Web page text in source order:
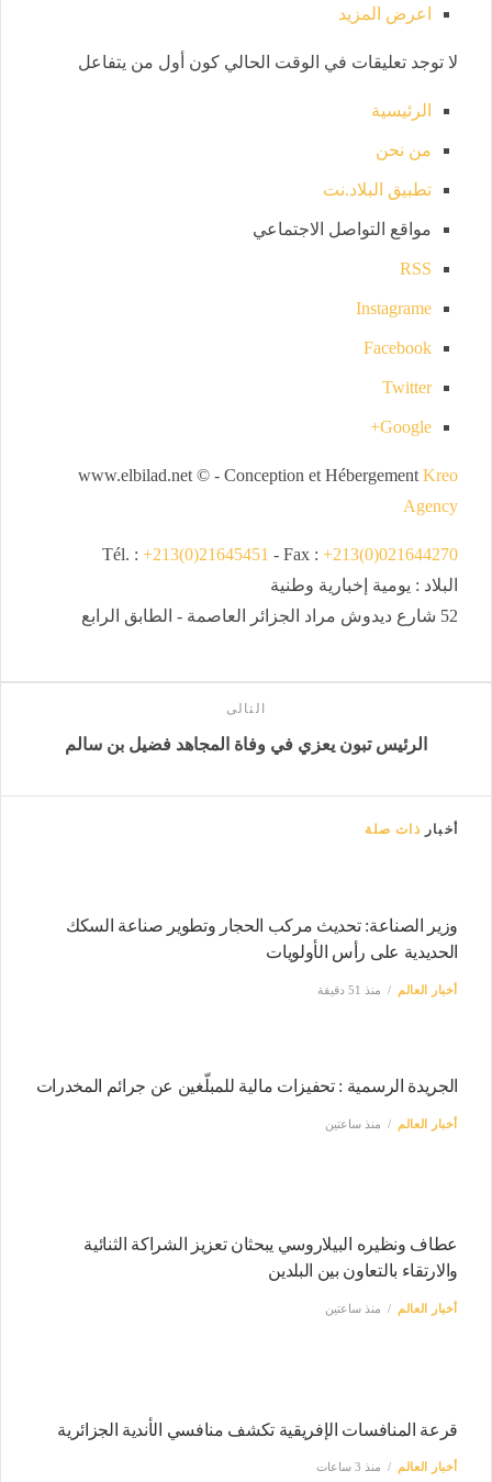
اعرض المزيد
لا توجد تعليقات في الوقت الحالي كون أول من يتفاعل
الرئيسية
من نحن
تطبيق البلاد.نت
مواقع التواصل الاجتماعي
RSS
Instagrame
Facebook
Twitter
Google+
www.elbilad.net © - Conception et Hébergement Kreo
Agency
Tél. : +213(0)21645451 - Fax : +213(0)021644270
البلاد : يومية إخبارية وطنية
52 شارع ديدوش مراد الجزائر العاصمة - الطابق الرابع
التالى
الرئيس تبون يعزي في وفاة المجاهد فضيل بن سالم
أخبار ذات صلة
وزير الصناعة: تحديث مركب الحجار وتطوير صناعة السكك
الحديدية على رأس الأولويات
أخبار العالم منذ 51 دقيقة
الجريدة الرسمية : تحفيزات مالية للمبلّغين عن جرائم المخدرات
أخبار العالم منذ ساعتين
عطاف ونظيره البيلاروسي يبحثان تعزيز الشراكة الثنائية
والارتقاء بالتعاون بين البلدين
أخبار العالم منذ ساعتين
قرعة المنافسات الإفريقية تكشف منافسي الأندية الجزائرية
أخبار العالم منذ 3 ساعات